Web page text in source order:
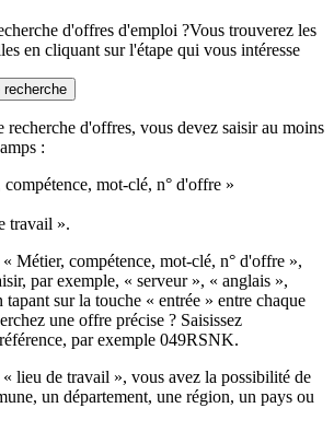
d'offres d'emploi ?Vous trouverez les
en cliquant sur l'étape qui vous intéresse
recherche
recherche d'offres, vous devez saisir au moins
:
compétence, mot-clé, n° d'offre »
travail ».
Métier, compétence, mot-clé, n° d'offre »,
par exemple, « serveur », « anglais »,
tapant sur la touche « entrée » entre chaque
une offre précise ? Saisissez
par exemple 049RSNK.
lieu de travail », vous avez la possibilité de
un département, une région, un pays ou